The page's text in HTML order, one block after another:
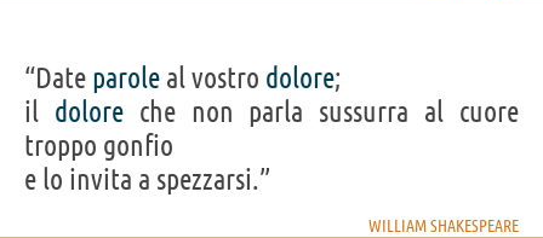
“Date parole al vostro dolore;
il doloreche non parla sussurra al cuore
troppo gonfio
e lo invita a spezzarsi.”
WILLIAM SHAKESPEARE